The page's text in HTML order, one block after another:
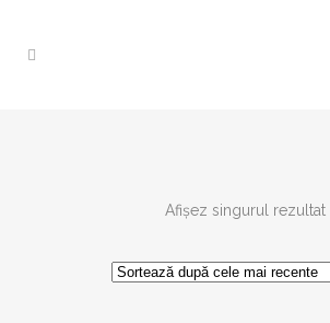
Afișez singurul rezultat